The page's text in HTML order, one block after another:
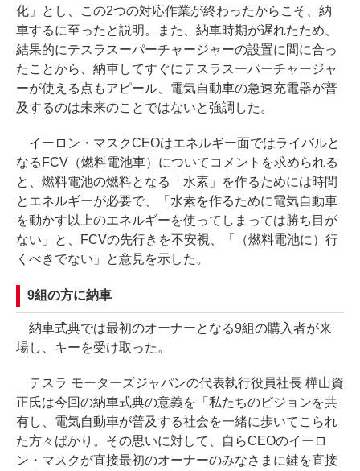
化」とし、この2つの対応作業が終わったからこそ、納
車するに至ったと説明。また、納車時期が遅れたため、
結果的にテスラスーパーチャージャーの設置に間に合っ
たことから、納車してすぐにテスラスーパーチャージャ
ーが使える点もアピール、電気自動車の急速充電器が普
及するのは未来のことではないと強調した。
イーロン・マスクCEOはエネルギー面ではライバルと
なるFCV（燃料電池車）についてコメントを求められる
と、燃料電池の燃料となる「水素」を作るためには時間
とエネルギーが必要で、「水素を作るために電気自動車
を動かす以上のエネルギーを使ってしまっては勝ち目が
ない」と、FCVの先行きを不安視、「（燃料電池に）行
くべきでない」と意見を示した。
9組の方に納車
納車式典では最初のオーナーとなる9組の購入者が来
場し、キーを受け取った。
テスラ モーターズジャパンの代表執行役員社長 樺山資
正氏は今回の納車式典の意義を「私たちのビジョンを共
有し、電気自動車が普及する社会を一緒に歩いてこられ
た方々ばかり。その思いに対して、自らCEOのイーロ
ン・マスクが直接最初のオーナーのみなさまに鍵を直接